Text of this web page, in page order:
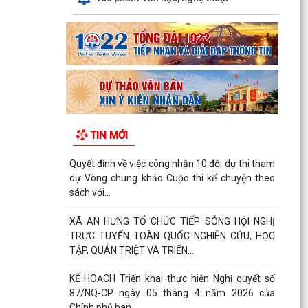
TIN MỚI
TẢNG "BÌNH DÂN HỌC VỤ SỐ" TRÊN TOÀN
THÀNH PHỐ
Về việc đẩy mạnh tuyên truyền các giải pháp
đấu tranh, ngăn chặn, xử lý hành vi xâm phạm
quyền sở...
Quyết định 827/QĐ-UBND xã An Hưng ngày 24
“Toàn dân xã...
Quyết định về việc công nhận 10 đội dự thi tham
dự Vòng chung khảo Cuộc thi kể chuyện theo
sách với...
XÃ AN HƯNG TỔ CHỨC TIẾP SÓNG HỘI NGHỊ
TRỰC TUYẾN TOÀN QUỐC NGHIÊN CỨU, HỌC
TẬP, QUÁN TRIỆT VÀ TRIỂN...
KẾ HOẠCH Triển khai thực hiện Nghị quyết số
87/NQ-CP ngày 05 tháng 4 năm 2026 của